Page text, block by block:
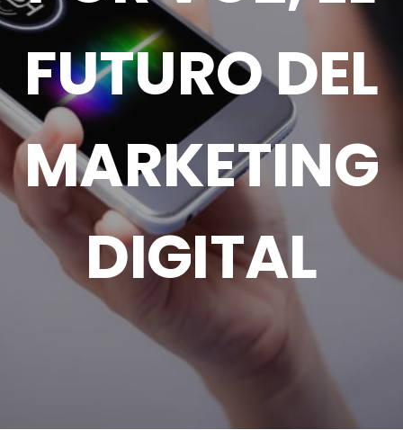
FUTURO DEL
MARKETING
DIGITAL